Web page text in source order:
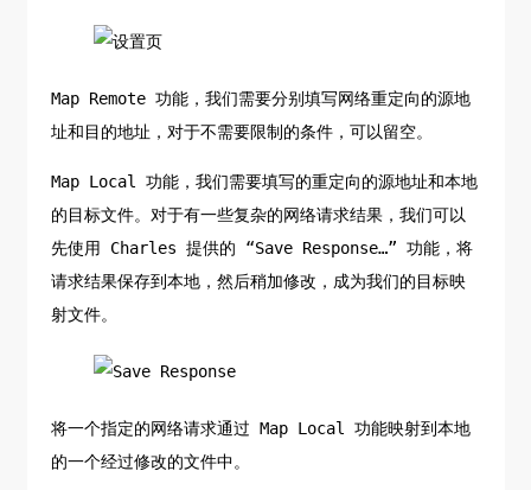
Map Remote 功能，我们需要分别填写网络重定向的源地
址和目的地址，对于不需要限制的条件，可以留空。
Map Local 功能，我们需要填写的重定向的源地址和本地
的目标文件。对于有一些复杂的网络请求结果，我们可以
先使用 Charles 提供的 “Save Response…” 功能，将
请求结果保存到本地，然后稍加修改，成为我们的目标映
射文件。
将一个指定的网络请求通过 Map Local 功能映射到本地
的一个经过修改的文件中。